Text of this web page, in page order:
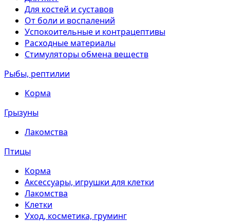
Для костей и суставов
От боли и воспалений
Успокоительные и контрацептивы
Расходные материалы
Стимуляторы обмена веществ
Рыбы, рептилии
Корма
Грызуны
Лакомства
Птицы
Корма
Аксессуары, игрушки для клетки
Лакомства
Клетки
Уход, косметика, груминг